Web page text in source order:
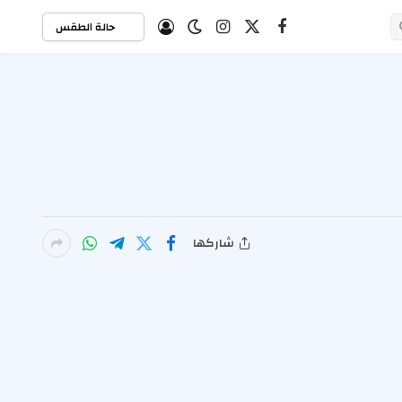
فيسبوك
X
الانستغرام حالة الطقس
شاركها